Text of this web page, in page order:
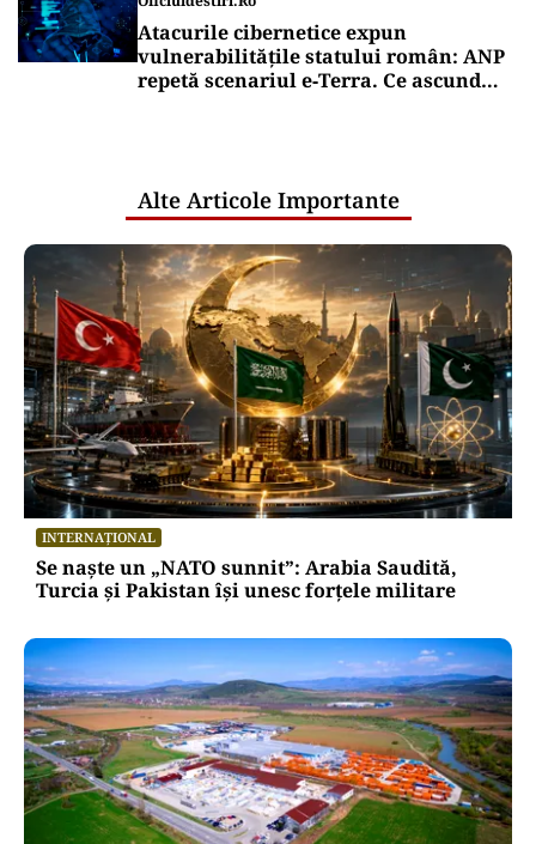
Atacurile cibernetice expun
vulnerabilitățile statului român: ANP
repetă scenariul e‑Terra. Ce ascund
Alte Articole Importante
INTERNAȚIONAL
Se naște un „NATO sunnit”: Arabia Saudită,
Turcia și Pakistan își unesc forțele militare